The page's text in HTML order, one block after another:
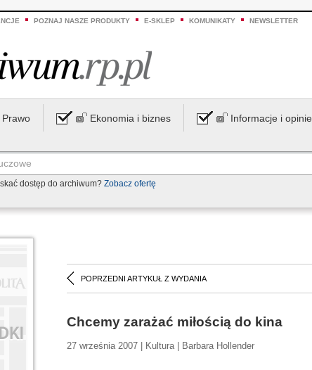
POZNAJ NASZE PRODUKTY E-SKLEP KOMUNIKATY NEWSLETTER
Prawo Ekonomia i biznes Informacje i opinie
dostęp do archiwum? Zobacz ofertę
POPRZEDNI ARTYKUŁ Z WYDANIA
Chcemy zarażać miłością do kina
27 września 2007 | Kultura | Barbara Hollender